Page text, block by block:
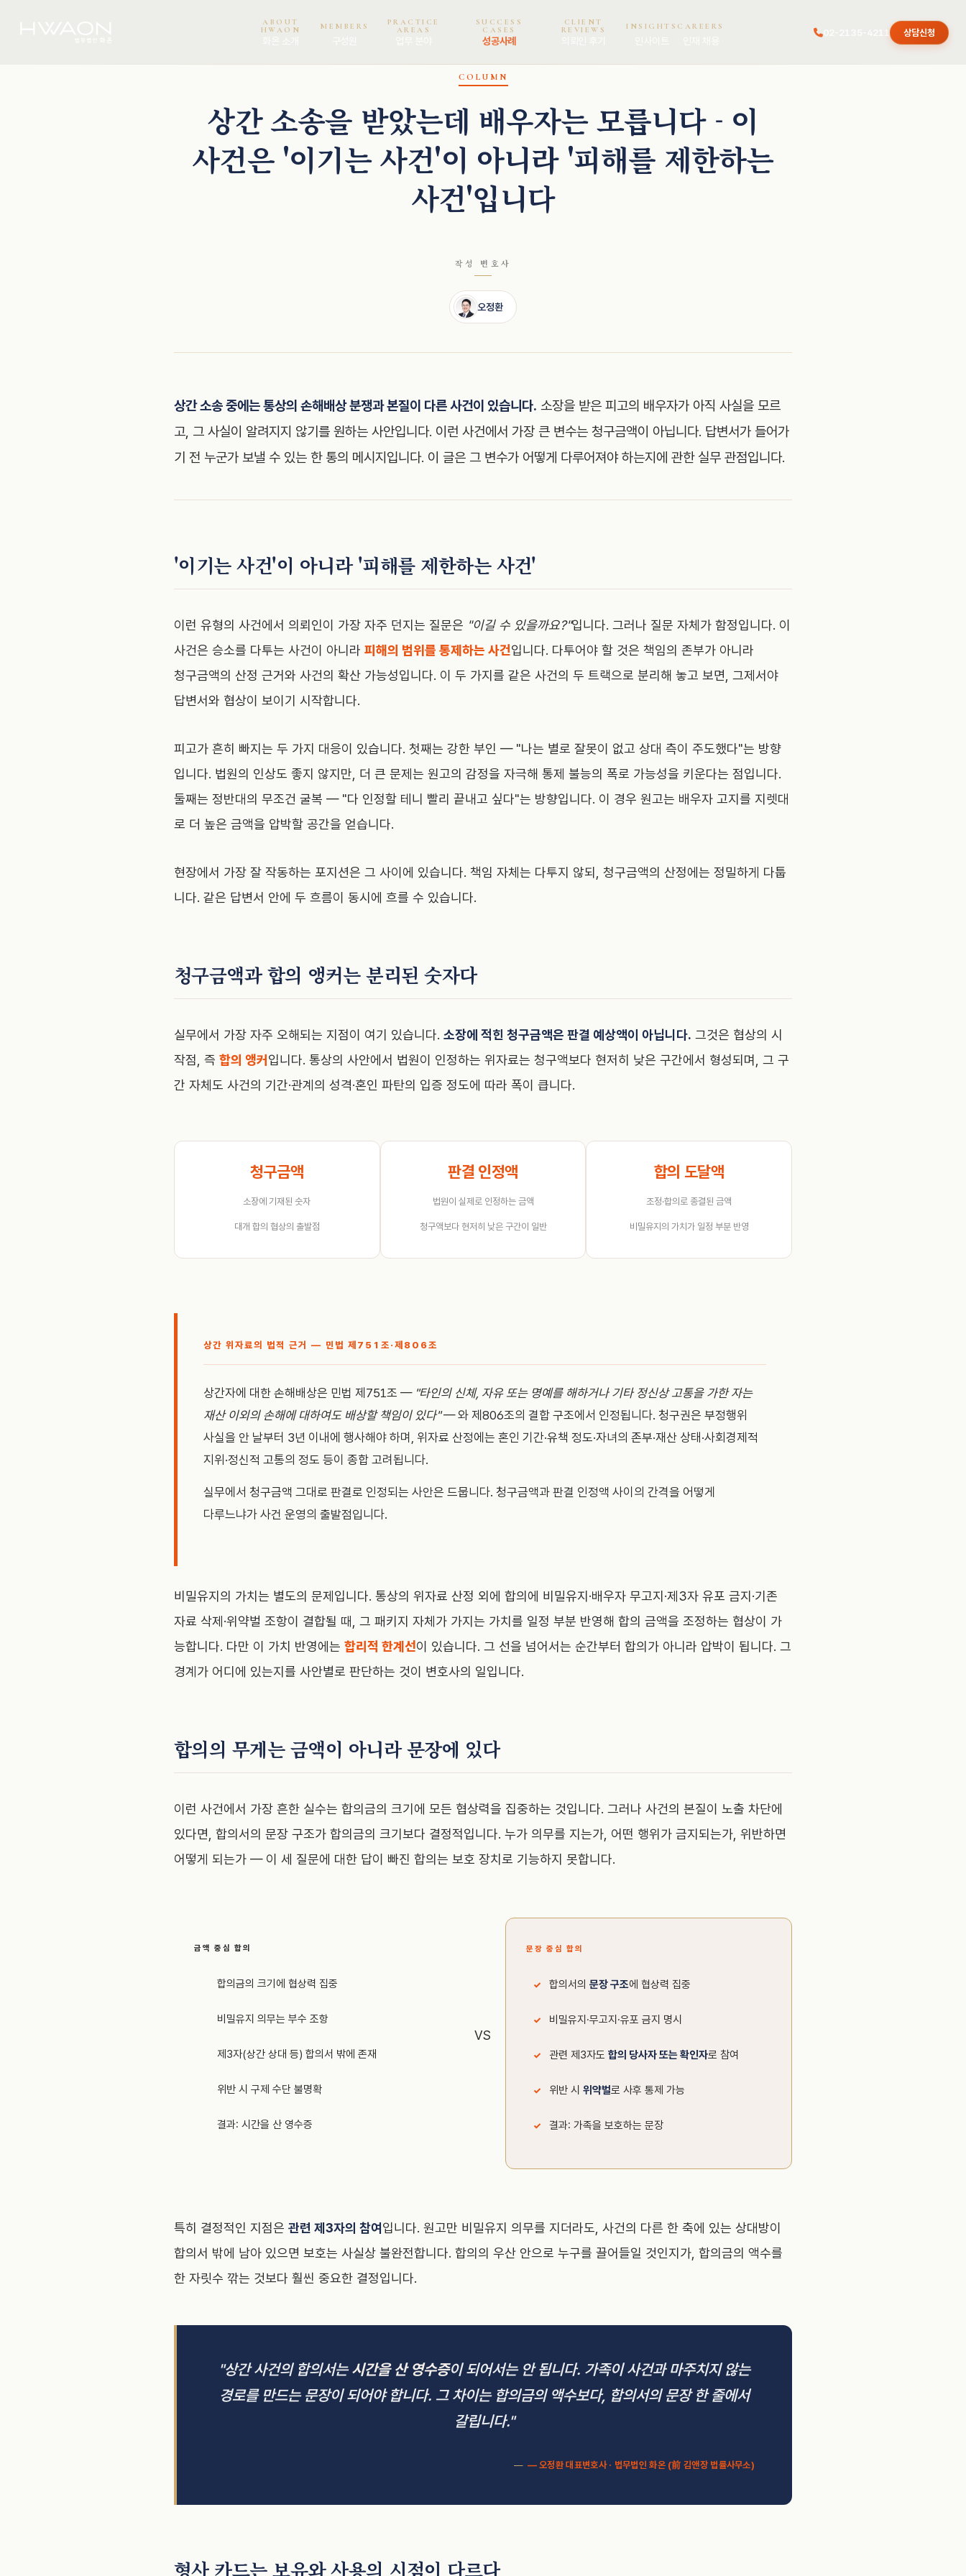
ABOUT
HWAON
MEMBERS
PRACTICE
AREAS
SUCCESS
CASES
성공사례
CLIENT
REVIEWS
INSIGHTS CAREERS
02-2135-4211 상담신청
COLUMN
상간 소송을 받았는데 배우자는 모릅니다 - 이
사건은 '이기는 사건'이 아니라 '피해를 제한하는
사건'입니다
작성 변호사
오정환
상간 소송 중에는 통상의 손해배상 분쟁과 본질이 다른 사건이 있습니다. 소장을 받은 피고의 배우자가 아직 사실을 모르
고, 그 사실이 알려지지 않기를 원하는 사안입니다. 이런 사건에서 가장 큰 변수는 청구금액이 아닙니다. 답변서가 들어가
기 전 누군가 보낼 수 있는 한 통의 메시지입니다. 이 글은 그 변수가 어떻게 다루어져야 하는지에 관한 실무 관점입니다.
'이기는 사건'이 아니라 '피해를 제한하는 사건'
이런 유형의 사건에서 의뢰인이 가장 자주 던지는 질문은 "이길 수 있을까요?"입니다. 그러나 질문 자체가 함정입니다. 이
사건은 승소를 다투는 사건이 아니라 피해의 범위를 통제하는 사건입니다. 다투어야 할 것은 책임의 존부가 아니라
청구금액의 산정 근거와 사건의 확산 가능성입니다. 이 두 가지를 같은 사건의 두 트랙으로 분리해 놓고 보면, 그제서야
답변서와 협상이 보이기 시작합니다.
피고가 흔히 빠지는 두 가지 대응이 있습니다. 첫째는 강한 부인 — "나는 별로 잘못이 없고 상대 측이 주도했다"는 방향
입니다. 법원의 인상도 좋지 않지만, 더 큰 문제는 원고의 감정을 자극해 통제 불능의 폭로 가능성을 키운다는 점입니다.
둘째는 정반대의 무조건 굴복 — "다 인정할 테니 빨리 끝내고 싶다"는 방향입니다. 이 경우 원고는 배우자 고지를 지렛대
로 더 높은 금액을 압박할 공간을 얻습니다.
현장에서 가장 잘 작동하는 포지션은 그 사이에 있습니다. 책임 자체는 다투지 않되, 청구금액의 산정에는 정밀하게 다툽
니다. 같은 답변서 안에 두 흐름이 동시에 흐를 수 있습니다.
청구금액과 합의 앵커는 분리된 숫자다
실무에서 가장 자주 오해되는 지점이 여기 있습니다. 소장에 적힌 청구금액은 판결 예상액이 아닙니다. 그것은 협상의 시
작점, 즉 합의 앵커 입니다. 통상의 사안에서 법원이 인정하는 위자료는 청구액보다 현저히 낮은 구간에서 형성되며, 그 구
간 자체도 사건의 기간·관계의 성격·혼인 파탄의 입증 정도에 따라 폭이 큽니다.
청구금액
소장에 기재된 숫자
대개 합의 협상의 출발점
판결 인정액
법원이 실제로 인정하는 금액
청구액보다 현저히 낮은 구간이 일반
합의 도달액
조정·합의로 종결된 금액
비밀유지의 가치가 일정 부분 반영
상간 위자료의 법적 근거 — 민법 제751조·제806조
상간자에 대한 손해배상은 민법 제751조 — "타인의 신체, 자유 또는 명예를 해하거나 기타 정신상 고통을 가한 자는
재산 이외의 손해에 대하여도 배상할 책임이 있다"— 와 제806조의 결합 구조에서 인정됩니다. 청구권은 부정행위
사실을 안 날부터 3년 이내에 행사해야 하며, 위자료 산정에는 혼인 기간·유책 정도·자녀의 존부·재산 상태·사회경제적
지위·정신적 고통의 정도 등이 종합 고려됩니다.
실무에서 청구금액 그대로 판결로 인정되는 사안은 드뭅니다. 청구금액과 판결 인정액 사이의 간격을 어떻게
다루느냐가 사건 운영의 출발점입니다.
비밀유지의 가치는 별도의 문제입니다. 통상의 위자료 산정 외에 합의에 비밀유지·배우자 무고지·제3자 유포 금지·기존
자료 삭제·위약벌 조항이 결합될 때, 그 패키지 자체가 가지는 가치를 일정 부분 반영해 합의 금액을 조정하는 협상이 가
능합니다. 다만 이 가치 반영에는 합리적 한계선이 있습니다. 그 선을 넘어서는 순간부터 합의가 아니라 압박이 됩니다. 그
경계가 어디에 있는지를 사안별로 판단하는 것이 변호사의 일입니다.
합의의 무게는 금액이 아니라 문장에 있다
이런 사건에서 가장 흔한 실수는 합의금의 크기에 모든 협상력을 집중하는 것입니다. 그러나 사건의 본질이 노출 차단에
있다면, 합의서의 문장 구조가 합의금의 크기보다 결정적입니다. 누가 의무를 지는가, 어떤 행위가 금지되는가, 위반하면
어떻게 되는가 — 이 세 질문에 대한 답이 빠진 합의는 보호 장치로 기능하지 못합니다.
금액 중심 합의
합의금의 크기에 협상력 집중
비밀유지 의무는 부수 조항
제3자(상간 상대 등) 합의서 밖에 존재
위반 시 구제 수단 불명확
결과: 시간을 산 영수증
VS
문장 중심 합의
합의서의 문장 구조에 협상력 집중
비밀유지·무고지·유포 금지 명시
관련 제3자도 합의 당사자 또는 확인자로 참여
위반 시 위약벌로 사후 통제 가능
결과: 가족을 보호하는 문장
특히 결정적인 지점은 관련 제3자의 참여 입니다. 원고만 비밀유지 의무를 지더라도, 사건의 다른 한 축에 있는 상대방이
합의서 밖에 남아 있으면 보호는 사실상 불완전합니다. 합의의 우산 안으로 누구를 끌어들일 것인지가, 합의금의 액수를
한 자릿수 깎는 것보다 훨씬 중요한 결정입니다.
"상간 사건의 합의서는시간을 산 영수증이 되어서는 안 됩니다. 가족이 사건과 마주치지 않는
경로를 만드는 문장이 되어야 합니다. 그 차이는 합의금의 액수보다, 합의서의 문장 한 줄에서
갈립니다."
— 오정환 대표변호사 · 법무법인 화온 (前 김앤장 법률사무소)
형사 카드는 보유와 사용의 시점이 다르다